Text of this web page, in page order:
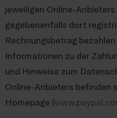
jeweiligen Online-
gegebenenfalls dort
Rechnungsbetrag
Informationen zu der
und Hinweise zum
Online-Anbieters befinden
Homepage (